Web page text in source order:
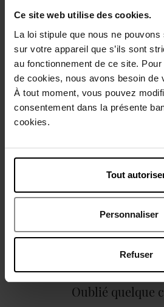
Ce site web utilise des cookies.
La loi stipule que nous ne
sur votre appareil que s’ils sont
au fonctionnement de ce site.
de cookies, nous avons besoin de
À tout moment, vous pouvez
consentement dans la présente
cookies.
Tout
Personnaliser
Refuser
Livraison gratuite à partir de
Retour gratuit dans votre
Description
Caractéristiques
Avis client Politique relative
Oublié quelque